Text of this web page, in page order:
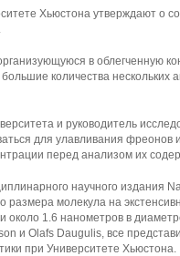
Хьюстона утверждают о
в облегченную
количества нескольких
и руководитель
для улавливания фреонов
перед анализом их
научного издания
размера молекула на
около 1.6 нанометров в
и Olafs Daugulis, все
при Университете Хьюстона.